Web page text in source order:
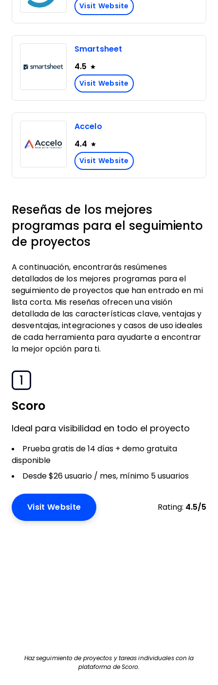
Visit Website
Smartsheet
4.5
Visit Website
Accelo
4.4
Visit Website
Reseñas de los mejores
programas para el seguimiento
de proyectos
A continuación, encontrarás resúmenes
detallados de los mejores programas para el
seguimiento de proyectos que han entrado en mi
lista corta. Mis reseñas ofrecen una visión
detallada de las características clave, ventajas y
desventajas, integraciones y casos de uso ideales
de cada herramienta para ayudarte a encontrar
la mejor opción para ti.
1
Scoro
Ideal para visibilidad en todo el proyecto
Prueba gratis de 14 días + demo gratuita
disponible
Desde $26 usuario / mes, mínimo 5 usuarios
Visit Website Rating: 4.5/5
Haz seguimiento de proyectos y tareas individuales con la
plataforma de Scoro.